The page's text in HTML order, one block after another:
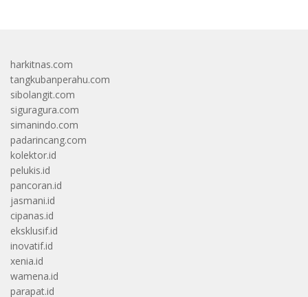
harkitnas.com
tangkubanperahu.com
sibolangit.com
siguragura.com
simanindo.com
padarincang.com
kolektor.id
pelukis.id
pancoran.id
jasmani.id
cipanas.id
eksklusif.id
inovatif.id
xenia.id
wamena.id
parapat.id